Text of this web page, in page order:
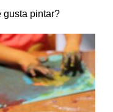
gusta pintar?